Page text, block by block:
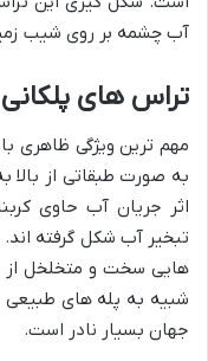
آب چشمه بر روی شیب
تراس های
مهم ترین ویژگی ظاهری
به صورت طبقاتی از بالا
اثر جریان آب حاوی
تبخیر آب شکل گرفته
هایی سخت و متخلخل از
شبیه به پله های طبیعی
جهان بسیار نادر است.